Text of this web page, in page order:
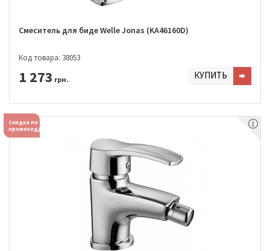
Смеситель для биде Welle Jonas (KA46160D)
Код товара: 38053
1 273 грн. КУПИТЬ
Скидка по
промокоду